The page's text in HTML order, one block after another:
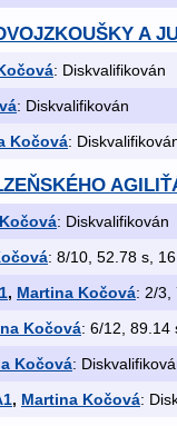
A
: Diskvalifikován
: Diskvalifikován
Kočová:
: Diskvalifikován
: 8/10, 52.78 s,
, Martina Kočová: 2/3,
Kočová: 6/12, 89.14
Kočová:
, Martina Kočová: